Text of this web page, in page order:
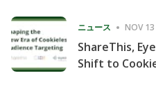
ニュース NOV 13
ShareThis,
Shift to